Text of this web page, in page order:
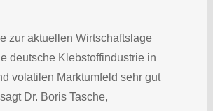
zur aktuellen Wirtschaftslage
deutsche Klebstoffindustrie in
volatilen Marktumfeld sehr gut
Dr. Boris Tasche,